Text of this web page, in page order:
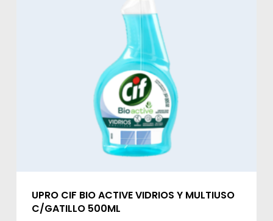
UPRO CIF BIO ACTIVE VIDRIOS Y MULTIUSO
C/GATILLO 500ML